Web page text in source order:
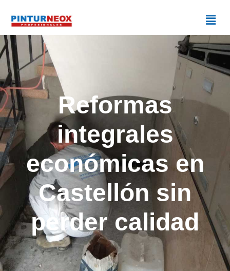
Reformas
integrales
económicas en
Castellón sin
perder calidad